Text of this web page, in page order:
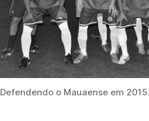
Defendendo o Mauaense em